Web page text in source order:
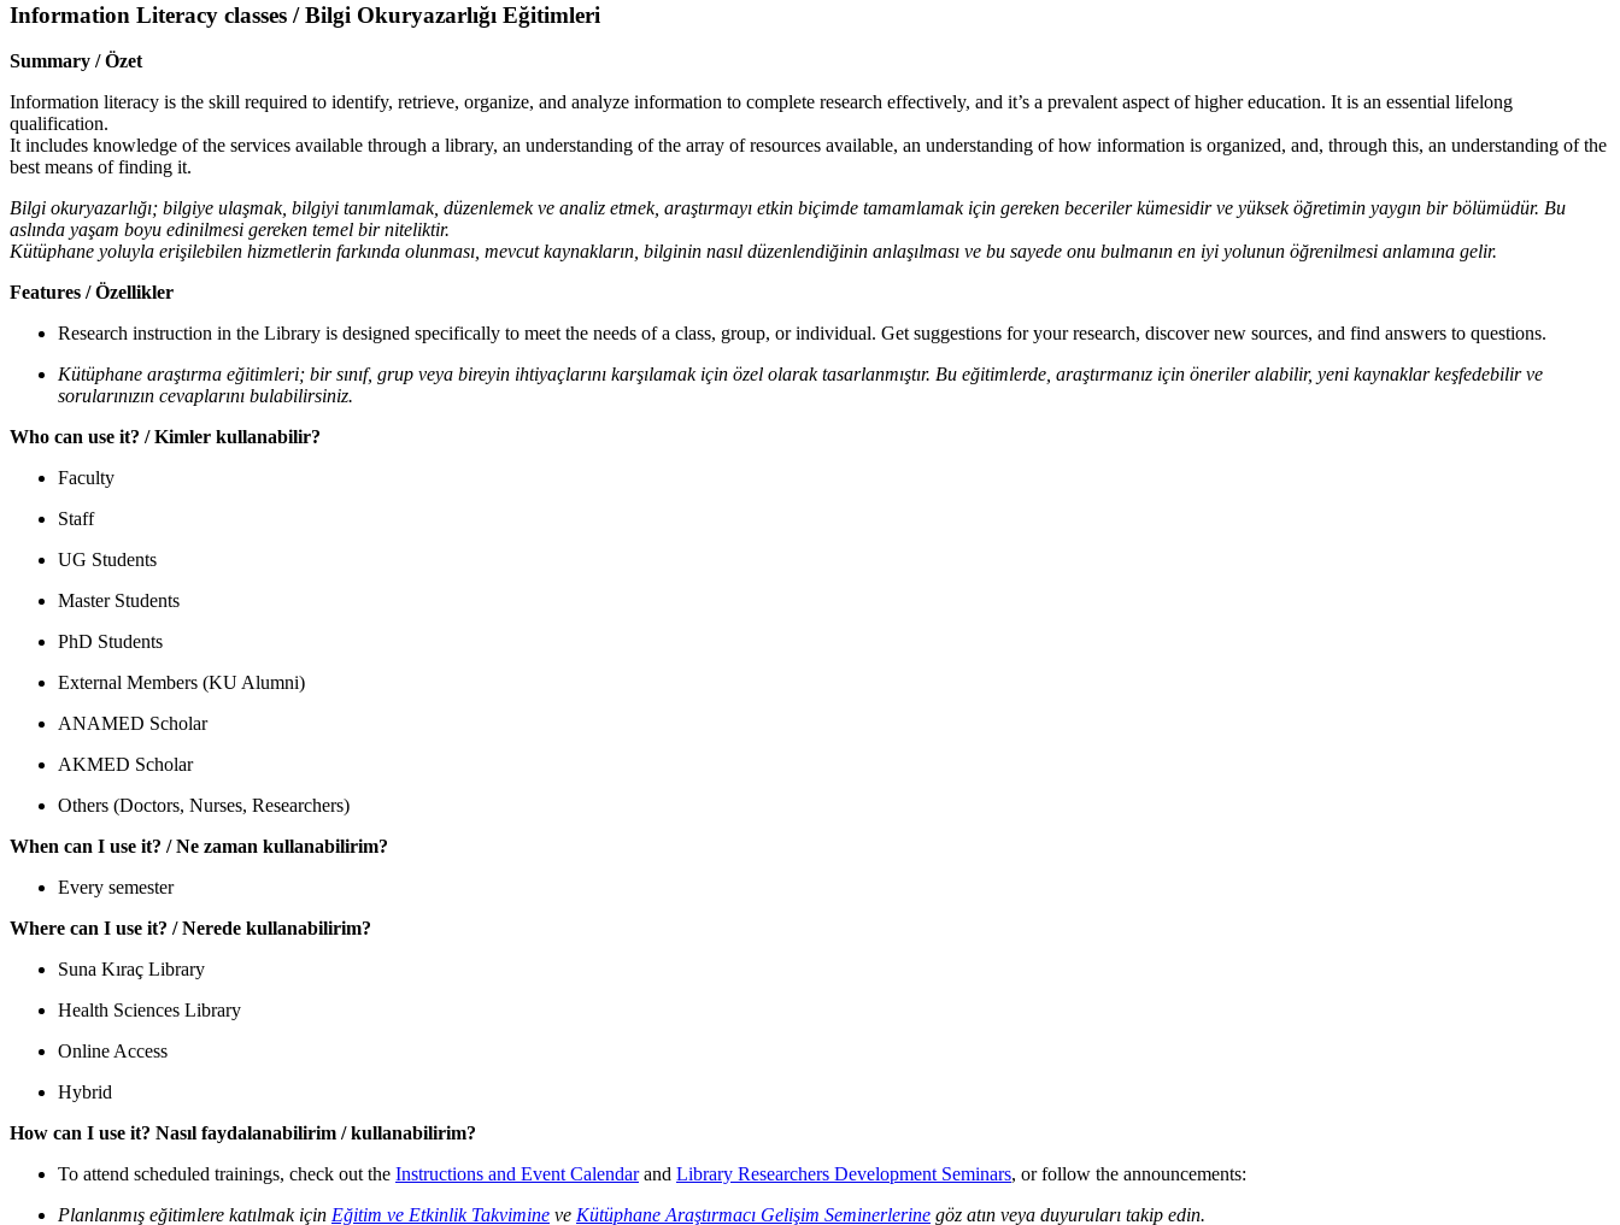
Information Literacy classes / Bilgi Okuryazarlığı Eğitimleri
Summary / Özet
Information literacy is the skill required to identify, retrieve, organize, and analyze information to complete research effectively, and it’s a prevalent aspect of higher education. It is an essential lifelong
qualification.
It includes knowledge of the services available through a library, an understanding of the array of resources available, an understanding of how information is organized, and, through this, an understanding of the
best means of finding it.
Bilgi okuryazarlığı; bilgiye ulaşmak, bilgiyi tanımlamak, düzenlemek ve analiz etmek, araştırmayı etkin biçimde tamamlamak için gereken beceriler kümesidir ve yüksek öğretimin yaygın bir bölümüdür. Bu
aslında yaşam boyu edinilmesi gereken temel bir niteliktir.
Kütüphane yoluyla erişilebilen hizmetlerin farkında olunması, mevcut kaynakların, bilginin nasıl düzenlendiğinin anlaşılması ve bu sayede onu bulmanın en iyi yolunun öğrenilmesi anlamına gelir.
Features / Özellikler
Research instruction in the Library is designed specifically to meet the needs of a class, group, or individual. Get suggestions for your research, discover new sources, and find answers to questions.
Kütüphane araştırma eğitimleri; bir sınıf, grup veya bireyin ihtiyaçlarını karşılamak için özel olarak tasarlanmıştır. Bu eğitimlerde, araştırmanız için öneriler alabilir, yeni kaynaklar keşfedebilir ve
sorularınızın cevaplarını bulabilirsiniz.
Who can use it? / Kimler kullanabilir?
Faculty
Staff
UG Students
Master Students
PhD Students
External Members (KU Alumni)
ANAMED Scholar
AKMED Scholar
Others (Doctors, Nurses, Researchers)
When can I use it? / Ne zaman kullanabilirim?
Every semester
Where can I use it? / Nerede kullanabilirim?
Suna Kıraç Library
Health Sciences Library
Online Access
Hybrid
How can I use it? Nasıl faydalanabilirim / kullanabilirim?
To attend scheduled trainings, check out the Instructions and Event Calendarand Library Researchers Development Seminars, or follow the announcements:
Planlanmış eğitimlere katılmak için Eğitim ve Etkinlik Takvimine ve Kütüphane Araştırmacı Gelişim Seminerlerine göz atın veya duyuruları takip edin.